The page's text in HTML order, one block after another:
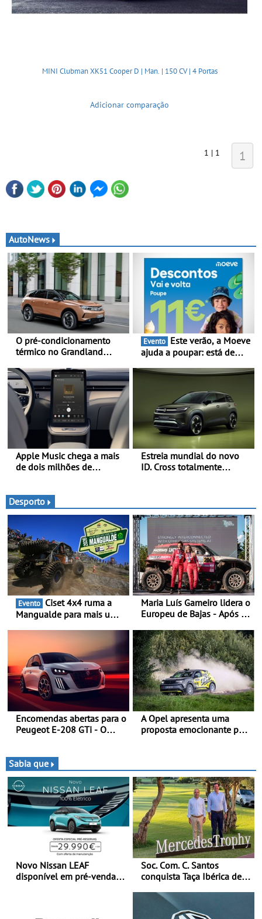
MINI Clubman XK51 Cooper D | Man. | 150 CV | 4 Portas
Adicionar comparação
1 | 1 1
AutoNews
O pré-condicionamento
térmico no Grandland
Opel - Manter-se fresco
nos dias quentes de verão
Evento
ajuda a poupar: está de
Volta” com descontos de
Apple Music chega a mais
de dois milhões de
Estreia mundial do novo
ID. Cross totalmente
encomendar um ID. Cross
no final deste mês
Desporto
Evento
Mangualde para mais um
espetáculo, resistência e
desafios na montanha
Maria Luís Gameiro lidera o
Europeu de Bajas - Após a
Encomendas abertas para o
Peugeot E-208 GTi - O
performances da categoria
A Opel apresenta uma
proposta emocionante para
apelativo e uma equipa
júnior competitiva
Sabia que
Novo Nissan LEAF
disponível em pré-venda a
Soc. Com. C. Santos
conquista Taça Ibérica de
MercedesTrophy